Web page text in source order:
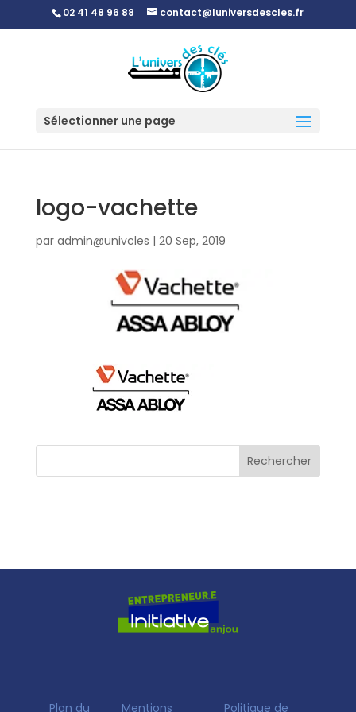
02 41 48 96 88 contact@luniversdescles.fr
Sélectionner une page
logo-vachette
par admin@univcles | 20 Sep, 2019
Plan du Mentions Politique de